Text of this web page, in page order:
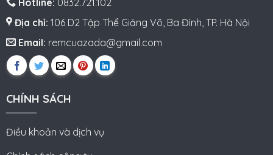
Địa chỉ: 106 D2 Tập Thể Giảng Võ, Ba Đình, TP. Hà Nội
Email: remcuazada@gmail.com
CHÍNH SÁCH
Điều khoản và dịch vụ